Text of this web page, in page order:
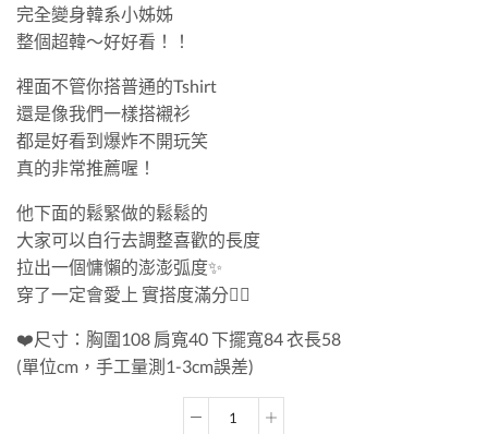
完全變身韓系小姊姊
整個超韓～好好看！！
裡面不管你搭普通的Tshirt
還是像我們一樣搭襯衫
都是好看到爆炸不開玩笑
真的非常推薦喔！
他下面的鬆緊做的鬆鬆的
大家可以自行去調整喜歡的長度
拉出一個慵懶的澎澎弧度✨
穿了一定會愛上 實搭度滿分👍🏻
❤️尺寸：胸圍108 肩寬40 下擺寬84 衣長58
(單位cm，手工量測1-3cm誤差)
簡